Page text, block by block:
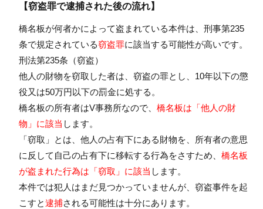
【窃盗罪で逮捕された後の流れ】
橋名板が何者かによって盗まれている本件は、刑事第235
条で規定されている窃盗罪に該当する可能性が高いです。
刑法第235条（窃盗）
他人の財物を窃取した者は、窃盗の罪とし、10年以下の懲
役又は50万円以下の罰金に処する。
橋名板の所有者はV事務所なので、 橋名板は「他人の財
物」に該当 します。
「窃取」とは、他人の占有下にある財物を、所有者の意思
に反して自己の占有下に移転する行為をさすため、 橋名板
が盗まれた行為は「窃取」に該当 します。
本件では犯人はまだ見つかっていませんが、窃盗事件を起
こすと逮捕される可能性は十分にあります。